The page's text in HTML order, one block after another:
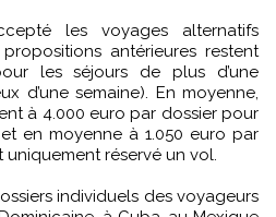
les voyages alternatifs
antérieures restent
les séjours de plus d’une
d’une semaine). En moyenne,
à 4.000 euro par dossier pour
en moyenne à 1.050 euro par
réservé un vol.
individuels des voyageurs